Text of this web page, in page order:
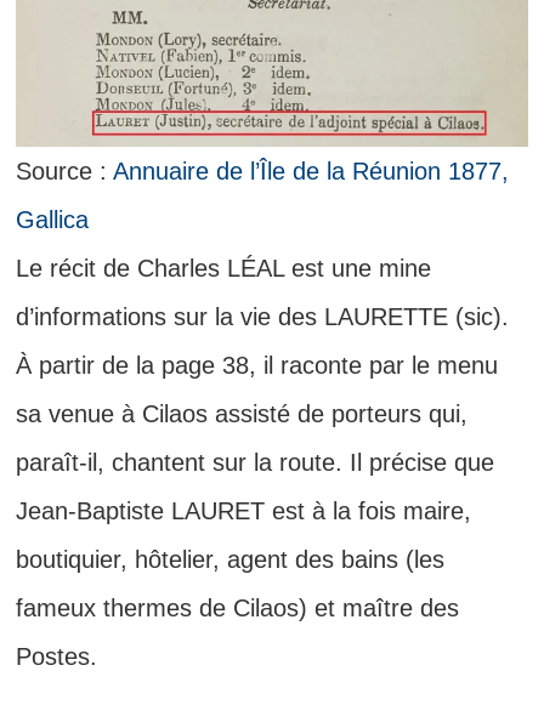
Source : Annuaire de l’Île de la Réunion 1877,
Gallica
Le récit de Charles LÉAL est une mine
d’informations sur la vie des LAURETTE (sic).
À partir de la page 38, il raconte par le menu
sa venue à Cilaos assisté de porteurs qui,
paraît-il, chantent sur la route. Il précise que
Jean-Baptiste LAURET est à la fois maire,
boutiquier, hôtelier, agent des bains (les
fameux thermes de Cilaos) et maître des
Postes.